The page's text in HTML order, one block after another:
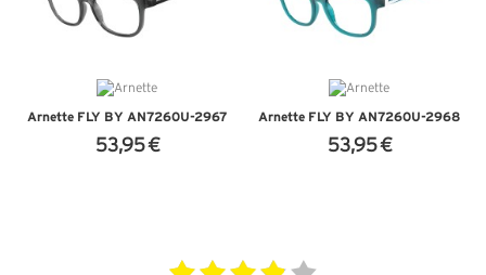
Arnette FLY BY AN7260U-2967
53,95 €
Arnette FLY BY AN7260U-2968
53,95 €